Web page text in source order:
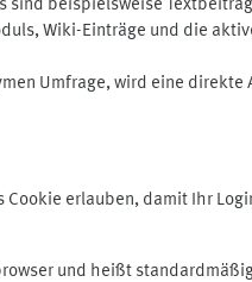
beispielsweise
Wiki-Einträge und die
Umfrage, wird eine
erlauben, damit Ihr
und heißt